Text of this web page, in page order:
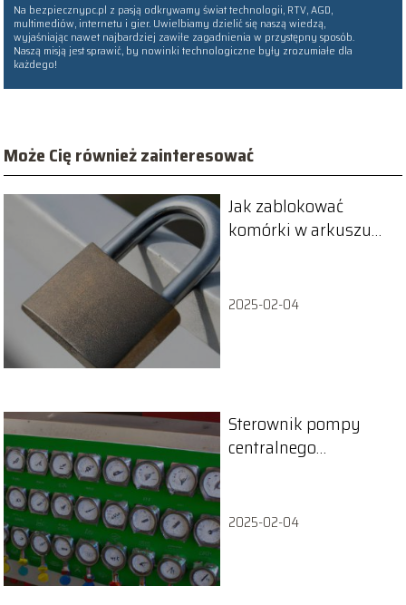
Na bezpiecznypc.pl z pasją odkrywamy świat technologii, RTV, AGD,
multimediów, internetu i gier. Uwielbiamy dzielić się naszą wiedzą,
wyjaśniając nawet najbardziej zawiłe zagadnienia w przystępny sposób.
Naszą misją jest sprawić, by nowinki technologiczne były zrozumiałe dla
każdego!
Może Cię również zainteresować
Jak zablokować
komórki w arkuszu
2025-02-04
Sterownik pompy
centralnego
2025-02-04